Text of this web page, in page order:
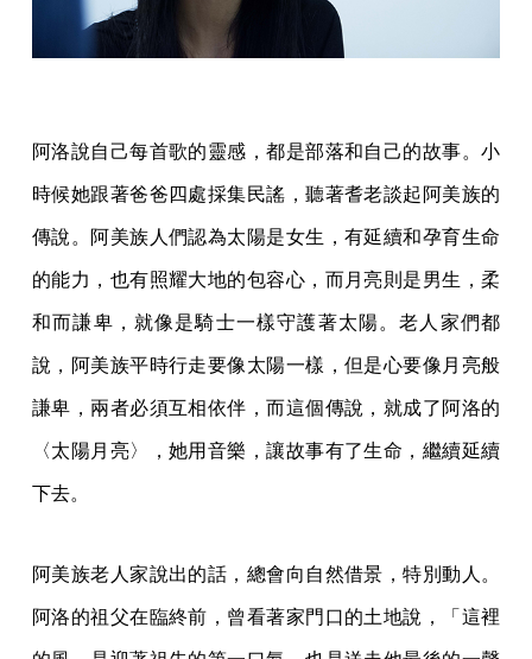
阿洛說自己每首歌的靈感，都是部落和自己的故事。小
時候她跟著爸爸四處採集民謠，聽著耆老談起阿美族的
傳說。阿美族人們認為太陽是女生，有延續和孕育生命
的能力，也有照耀大地的包容心，而月亮則是男生，柔
和而謙卑，就像是騎士一樣守護著太陽。老人家們都
說，阿美族平時行走要像太陽一樣，但是心要像月亮般
謙卑，兩者必須互相依伴，而這個傳說，就成了阿洛的
〈太陽月亮〉，她用音樂，讓故事有了生命，繼續延續
下去。
阿美族老人家說出的話，總會向自然借景，特別動人。
阿洛的祖父在臨終前，曾看著家門口的土地說，「這裡